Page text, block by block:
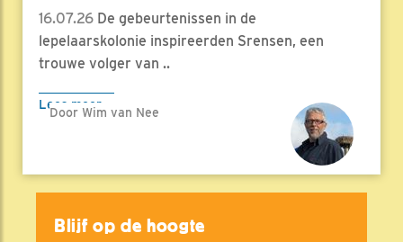
16.07.26 De gebeurtenissen in de
lepelaarskolonie inspireerden Srensen, een
trouwe volger van ..
Lees meer
Door Wim van Nee
Blijf op de hoogte